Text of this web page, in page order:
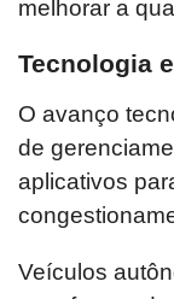
melhorar a
Tecnologia
O avanço
de
aplicativos
Veículos